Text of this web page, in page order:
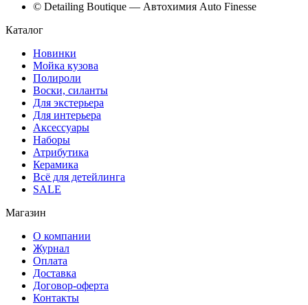
© Detailing Boutique — Автохимия Auto Finesse
Каталог
Новинки
Мойка кузова
Полироли
Воски, силанты
Для экстерьера
Для интерьера
Аксессуары
Наборы
Атрибутика
Керамика
Всё для детейлинга
SALE
Магазин
О компании
Журнал
Оплата
Доставка
Договор-оферта
Контакты